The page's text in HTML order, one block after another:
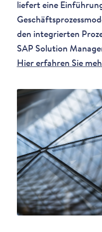
liefert eine
den integrierten
SAP Solution
Hier erfahren Sie